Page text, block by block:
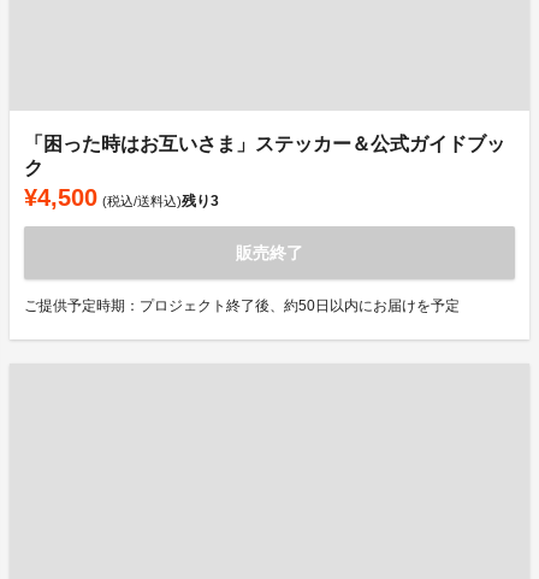
「困った時はお互いさま」ステッカー＆公式ガイドブッ
ク
¥4,500 (税込/送料込)残り3
販売終了
ご提供予定時期：プロジェクト終了後、約50日以内にお届けを予定